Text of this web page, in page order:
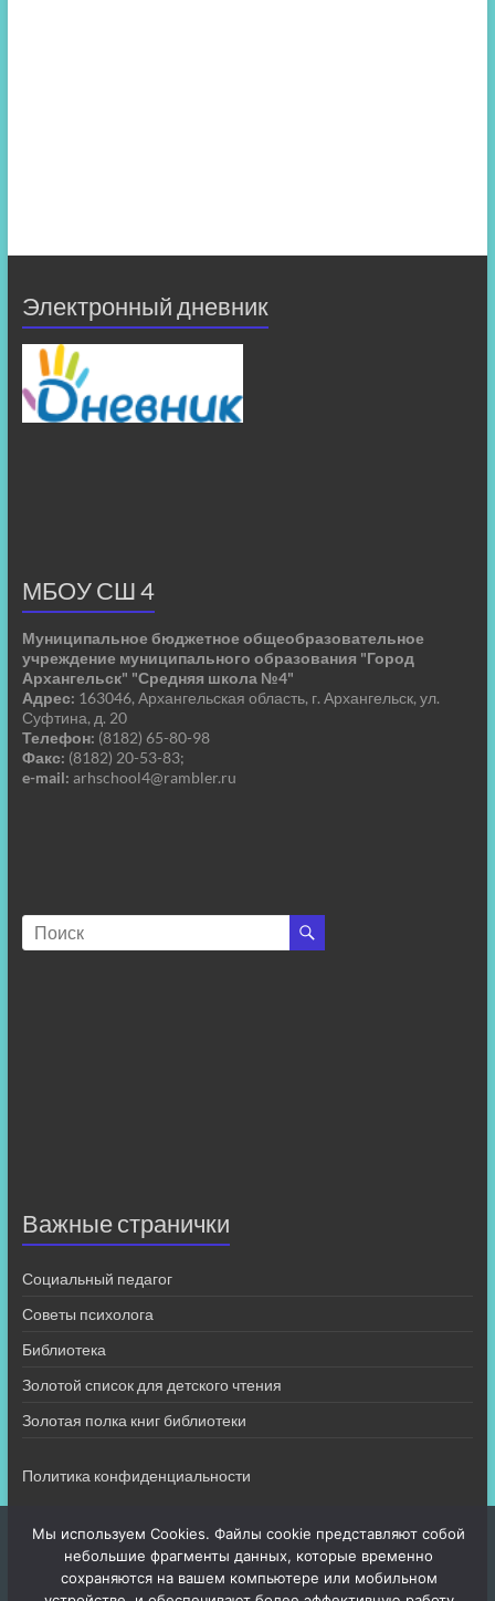
Электронный дневник
МБОУ СШ 4
Муниципальное бюджетное общеобразовательное
учреждение муниципального образования "Город
Архангельск" "Средняя школа №4"
Адрес: 163046, Архангельская область, г. Архангельск, ул.
Суфтина, д. 20
Телефон: (8182) 65-80-98
Факс: (8182) 20-53-83;
e-mail: arhschool4@rambler.ru
Важные странички
Социальный педагог
Советы психолога
Библиотека
Золотой список для детского чтения
Золотая полка книг библиотеки
Политика конфиденциальности
Мы используем Cookies. Файлы cookie представляют собой
небольшие фрагменты данных, которые временно
сохраняются на вашем компьютере или мобильном